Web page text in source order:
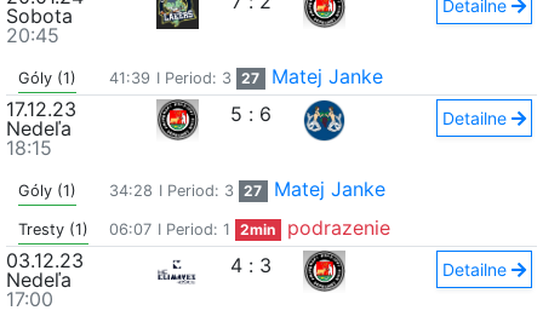
Sobota
20:45
Detailne
Góly (1) 41:39 I Period: 3 27
Matej Janke
17.12.23
Nedeľa
18:15
5 : 6 Detailne
Góly (1) 34:28 I Period: 3 27 Matej Janke
Tresty (1) 06:07 I Period: 1 2min
podrazenie
03.12.23
Nedeľa
17:00
4 : 3 Detailne